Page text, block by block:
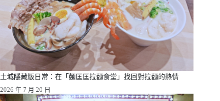
土城隱藏版日常：在「麵匡匡拉麵食堂」找回對拉麵的熱情
2026 年 7 月 20 日